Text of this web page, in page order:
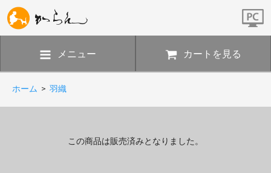
メニュー カートを見る
ホーム > 羽織
この商品は販売済みとなりました。